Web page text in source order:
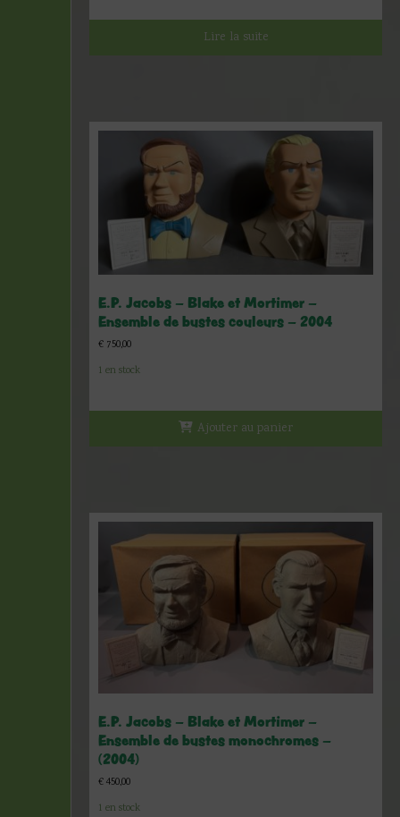
Lire la suite
E.P. Jacobs – Blake et Mortimer –
Ensemble de bustes couleurs – 2004
€ 750,00
1 en stock
Ajouter au panier
E.P. Jacobs – Blake et Mortimer –
Ensemble de bustes monochromes –
(2004)
€450,00
1 en stock